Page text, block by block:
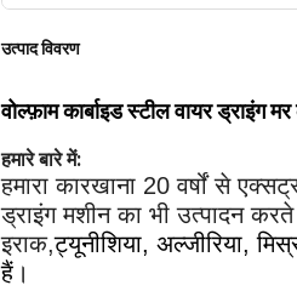
उत्पाद विवरण
वोल्फ़ाम कार्बाइड स्टील वायर ड्राइंग
हमारे बारे में:
हमारा कारखाना 20 वर्षों से
ड्राइंग मशीन का भी उत्पादन
इराक,ट्यूनीशिया, अल्जीरिया,
हैं।